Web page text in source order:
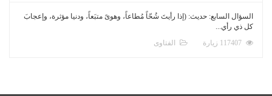
السؤال السابع: حديث: (إذا رأيتَ شُحّاً مُطاعاً، وهوىً متبَعاً، ودنيا مؤثرة، وإعجابَ
كل ذي رأي...
الفتاوى